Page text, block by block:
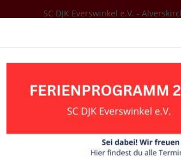
SC DJK Everswinkel e.V. -